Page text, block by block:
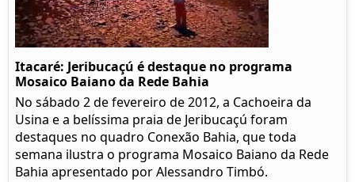
Itacaré: Jeribucaçú é destaque no programa
Mosaico Baiano da Rede Bahia
No sábado 2 de fevereiro de 2012, a Cachoeira da
Usina e a belíssima praia de Jeribucaçú foram
destaques no quadro Conexão Bahia, que toda
semana ilustra o programa Mosaico Baiano da Rede
Bahia apresentado por Alessandro Timbó.